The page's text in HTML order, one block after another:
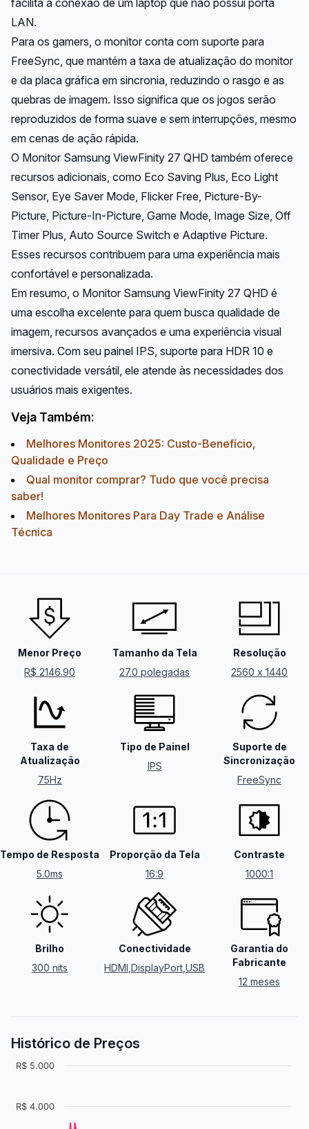
facilita a conexão de um laptop que não possui porta
LAN.
Para os gamers, o monitor conta com suporte para
FreeSync, que mantém a taxa de atualização do monitor
e da placa gráfica em sincronia, reduzindo o rasgo e as
quebras de imagem. Isso significa que os jogos serão
reproduzidos de forma suave e sem interrupções, mesmo
em cenas de ação rápida.
O Monitor Samsung ViewFinity 27 QHD também oferece
recursos adicionais, como Eco Saving Plus, Eco Light
Sensor, Eye Saver Mode, Flicker Free, Picture-By-
Picture, Picture-In-Picture, Game Mode, Image Size, Off
Timer Plus, Auto Source Switch e Adaptive Picture.
Esses recursos contribuem para uma experiência mais
confortável e personalizada.
Em resumo, o Monitor Samsung ViewFinity 27 QHD é
uma escolha excelente para quem busca qualidade de
imagem, recursos avançados e uma experiência visual
imersiva. Com seu painel IPS, suporte para HDR 10 e
conectividade versátil, ele atende às necessidades dos
usuários mais exigentes.
Veja Também:
Melhores Monitores 2025: Custo-Benefício,
Qualidade e Preço
Qual monitor comprar? Tudo que você precisa
saber!
Melhores Monitores Para Day Trade e Análise
Técnica
Menor Preço
R$ 2146.90
Tamanho da Tela
27.0 polegadas
Resolução
2560 x 1440
Taxa de
Atualização
75Hz
Tipo de Painel
IPS
Suporte de
Sincronização
FreeSync
Tempo de Resposta
5.0ms
Proporção da Tela
16:9
Contraste
1000:1
Brilho
300 nits
Conectividade
HDMI DisplayPort USB
Garantia do
Fabricante
12 meses
Histórico de Preços
R$ 4.000
R$ 5.000